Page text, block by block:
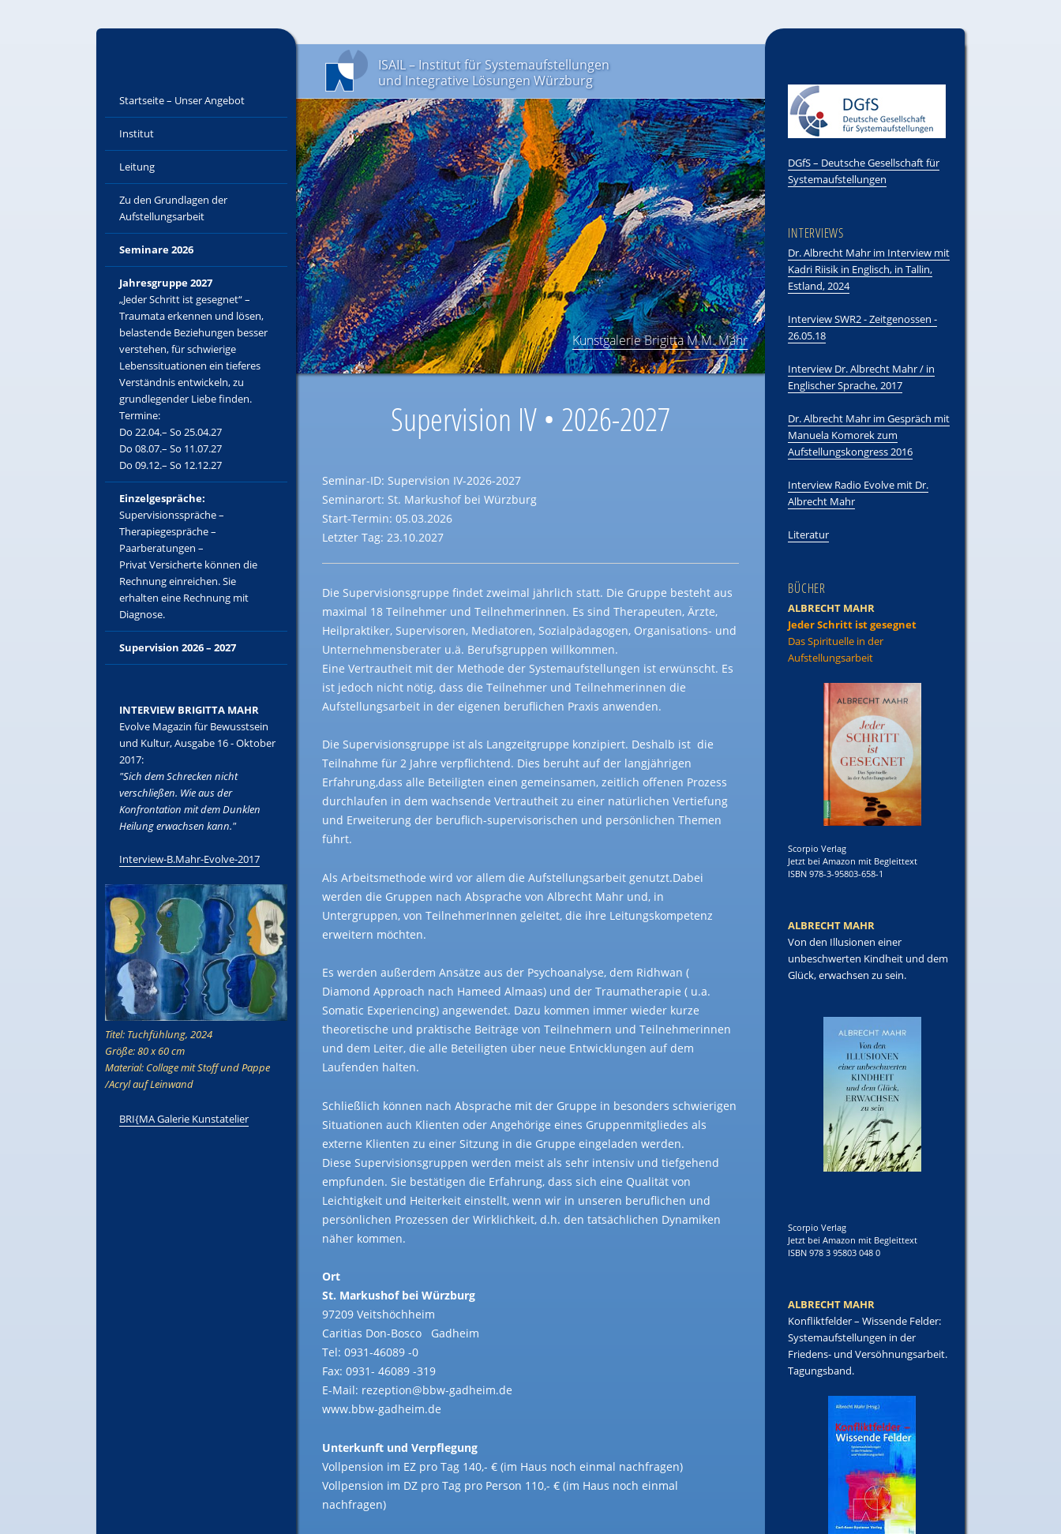
ISAIL – Institut für Systemaufstellungen
und Integrative Lösungen Würzburg
Startseite – Unser Angebot
Institut
Leitung
Zu den Grundlagen der
Aufstellungsarbeit
Seminare 2026
Jahresgruppe 2027
„Jeder Schritt ist gesegnet“ –
Traumata erkennen und lösen,
belastende Beziehungen besser
verstehen, für schwierige
Lebenssituationen ein tieferes
Verständnis entwickeln, zu
grundlegender Liebe finden.
Termine:
Do 22.04.– So 25.04.27
Do 08.07.– So 11.07.27
Do 09.12.– So 12.12.27
Einzelgespräche:
Supervisionsspräche –
Therapiegespräche –
Paarberatungen –
Privat Versicherte können die
Rechnung einreichen. Sie
erhalten eine Rechnung mit
Diagnose.
Supervision 2026 – 2027
INTERVIEW BRIGITTA MAHR
Evolve Magazin für Bewusstsein
und Kultur, Ausgabe 16 - Oktober
2017:
"Sich dem Schrecken nicht
verschließen. Wie aus der
Konfrontation mit dem Dunklen
Heilung erwachsen kann."
Interview-B.Mahr-Evolve-2017
Titel: Tuchfühlung, 2024
Größe: 80 x 60 cm
Material: Collage mit Stoff und Pappe
/Acryl auf Leinwand
BRI{MA Galerie Kunstatelier
DGfS – Deutsche Gesellschaft für
Systemaufstellungen
INTERVIEWS
Dr. Albrecht Mahr im Interview mit
Kadri Riisik in Englisch, in Tallin,
Estland, 2024
Interview SWR2 - Zeitgenossen -
26.05.18
Interview Dr. Albrecht Mahr / in
Englischer Sprache, 2017
Dr. Albrecht Mahr im Gespräch mit
Manuela Komorek zum
Aufstellungskongress 2016
Interview Radio Evolve mit Dr.
Albrecht Mahr
Literatur
BÜCHER
ALBRECHT MAHR
Jeder Schritt ist gesegnet
Das Spirituelle in der
Aufstellungsarbeit
Scorpio Verlag
Jetzt bei Amazon mit Begleittext
ISBN 978-3-95803-658-1
ALBRECHT MAHR
Von den Illusionen einer
unbeschwerten Kindheit und dem
Glück, erwachsen zu sein.
Scorpio Verlag
Jetzt bei Amazon mit Begleittext
ISBN 978 3 95803 048 0
ALBRECHT MAHR
Konfliktfelder – Wissende Felder:
Systemaufstellungen in der
Friedens- und Versöhnungsarbeit.
Tagungsband.
Kunstgalerie Brigitta M.M. Mahr
Supervision IV • 2026-2027
Seminar-ID: Supervision IV-2026-2027
Seminarort: St. Markushof bei Würzburg
Start-Termin: 05.03.2026
Letzter Tag: 23.10.2027
Die Supervisionsgruppe findet zweimal jährlich statt. Die Gruppe besteht aus
maximal 18 Teilnehmer und Teilnehmerinnen. Es sind Therapeuten, Ärzte,
Heilpraktiker, Supervisoren, Mediatoren, Sozialpädagogen, Organisations- und
Unternehmensberater u.ä. Berufsgruppen willkommen.
Eine Vertrautheit mit der Methode der Systemaufstellungen ist erwünscht. Es
ist jedoch nicht nötig, dass die Teilnehmer und Teilnehmerinnen die
Aufstellungsarbeit in der eigenen beruflichen Praxis anwenden.
Die Supervisionsgruppe ist als Langzeitgruppe konzipiert. Deshalb ist die
Teilnahme für 2 Jahre verpflichtend. Dies beruht auf der langjährigen
Erfahrung,dass alle Beteiligten einen gemeinsamen, zeitlich offenen Prozess
durchlaufen in dem wachsende Vertrautheit zu einer natürlichen Vertiefung
und Erweiterung der beruflich-supervisorischen und persönlichen Themen
führt.
Als Arbeitsmethode wird vor allem die Aufstellungsarbeit genutzt.Dabei
werden die Gruppen nach Absprache von Albrecht Mahr und, in
Untergruppen, von TeilnehmerInnen geleitet, die ihre Leitungskompetenz
erweitern möchten.
Es werden außerdem Ansätze aus der Psychoanalyse, dem Ridhwan (
Diamond Approach nach Hameed Almaas) und der Traumatherapie ( u.a.
Somatic Experiencing) angewendet. Dazu kommen immer wieder kurze
theoretische und praktische Beiträge von Teilnehmern und Teilnehmerinnen
und dem Leiter, die alle Beteiligten über neue Entwicklungen auf dem
Laufenden halten.
Schließlich können nach Absprache mit der Gruppe in besonders schwierigen
Situationen auch Klienten oder Angehörige eines Gruppenmitgliedes als
externe Klienten zu einer Sitzung in die Gruppe eingeladen werden.
Diese Supervisionsgruppen werden meist als sehr intensiv und tiefgehend
empfunden. Sie bestätigen die Erfahrung, dass sich eine Qualität von
Leichtigkeit und Heiterkeit einstellt, wenn wir in unseren beruflichen und
persönlichen Prozessen der Wirklichkeit, d.h. den tatsächlichen Dynamiken
näher kommen.
Ort
St. Markushof bei Würzburg
97209 Veitshöchheim
Caritias Don-Bosco Gadheim
Tel: 0931-46089 -0
Fax: 0931- 46089 -319
E-Mail: rezeption@bbw-gadheim.de
www.bbw-gadheim.de
Unterkunft und Verpflegung
Vollpension im EZ pro Tag 140,- € (im Haus noch einmal nachfragen)
Vollpension im DZ pro Tag pro Person 110,- € (im Haus noch einmal
nachfragen)